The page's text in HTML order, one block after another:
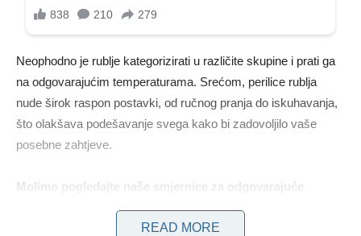
Neophodno je rublje kategorizirati u različite skupine i prati ga
na odgovarajućim temperaturama. Srećom, perilice rublja
nude širok raspon postavki, od ručnog pranja do iskuhavanja,
što olakšava podešavanje svega kako bi zadovoljilo vaše
posebne zahtjeve.
Molimo pogledajte naše smjernice za odgovarajuće
metode sortiranja i pranja vaše odjeće.
READ MORE